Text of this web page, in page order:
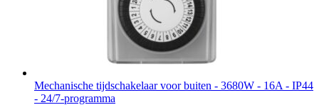
Mechanische tijdschakelaar voor buiten - 3680W - 16A - IP44
- 24/7-programma